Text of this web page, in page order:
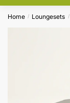
Home / Loungesets /